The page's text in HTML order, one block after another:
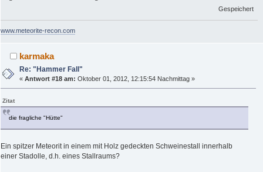
Gespeichert
www.meteorite-recon.com
karmaka
Re: "Hammer Fall"
«Antwort #18 am: Oktober 01, 2012, 12:15:54 Nachmittag »
Zitat
die fragliche "Hütte"
Ein spitzer Meteorit in einem mit Holz gedeckten Schweinestall innerhalb
einer Stadolle, d.h. eines Stallraums?